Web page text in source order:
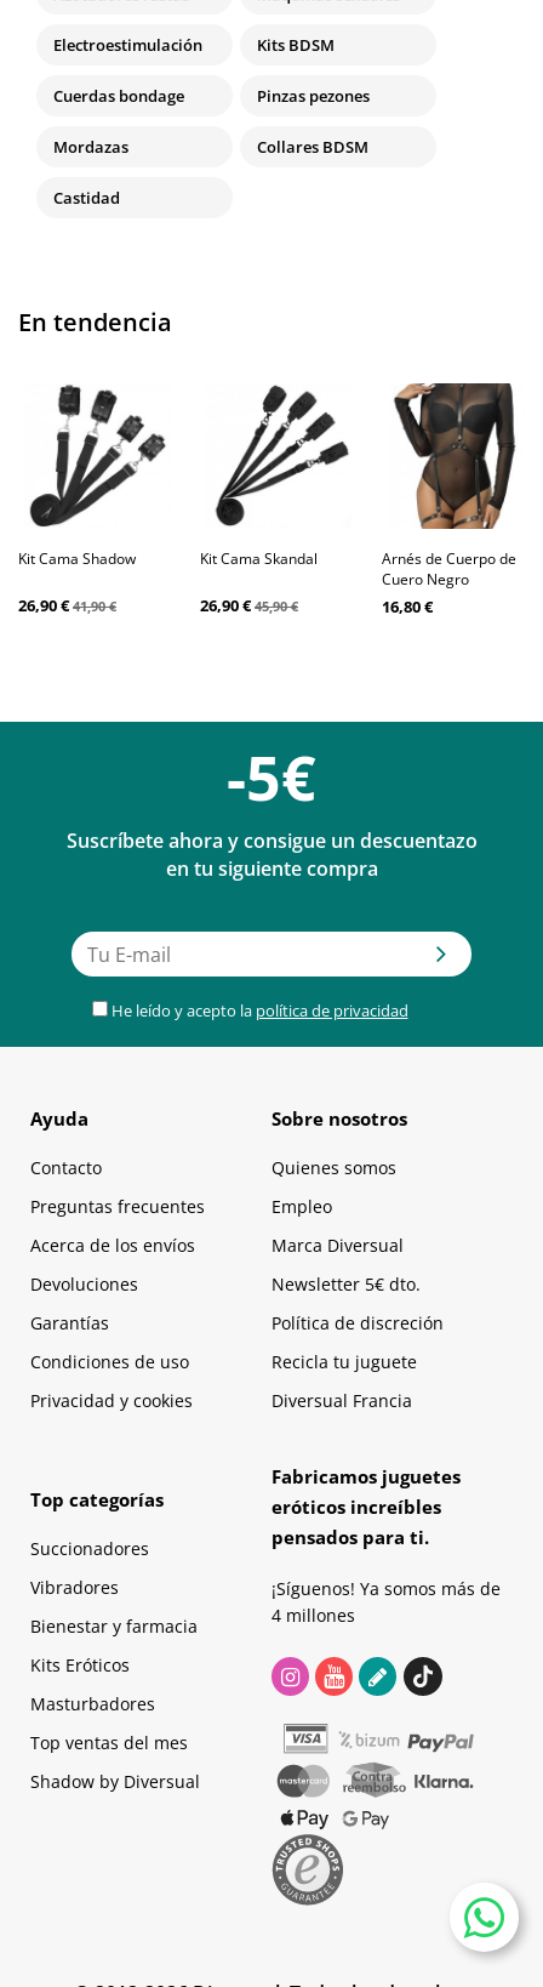
Electroestimulación Kits BDSM
Cuerdas bondage Pinzas pezones
Mordazas Collares BDSM
Castidad
En tendencia
Kit Cama Shadow
26,90 €41,90 €
Kit Cama Skandal
26,90 €45,90 €
Arnés de Cuerpo de
Cuero Negro
16,80 €
-5€
Suscríbete ahora y consigue un descuentazo
en tu siguiente compra
He leído y acepto la política de privacidad
Ayuda
Contacto
Preguntas frecuentes
Acerca de los envíos
Devoluciones
Garantías
Condiciones de uso
Privacidad y cookies
Sobre nosotros
Quienes somos
Empleo
Marca Diversual
Newsletter 5€ dto.
Política de discreción
Recicla tu juguete
Diversual Francia
Top categorías
Succionadores
Vibradores
Bienestar y farmacia
Kits Eróticos
Masturbadores
Top ventas del mes
Shadow by Diversual
Fabricamos juguetes
eróticos increíbles
pensados para ti.
¡Síguenos! Ya somos más de
4 millones